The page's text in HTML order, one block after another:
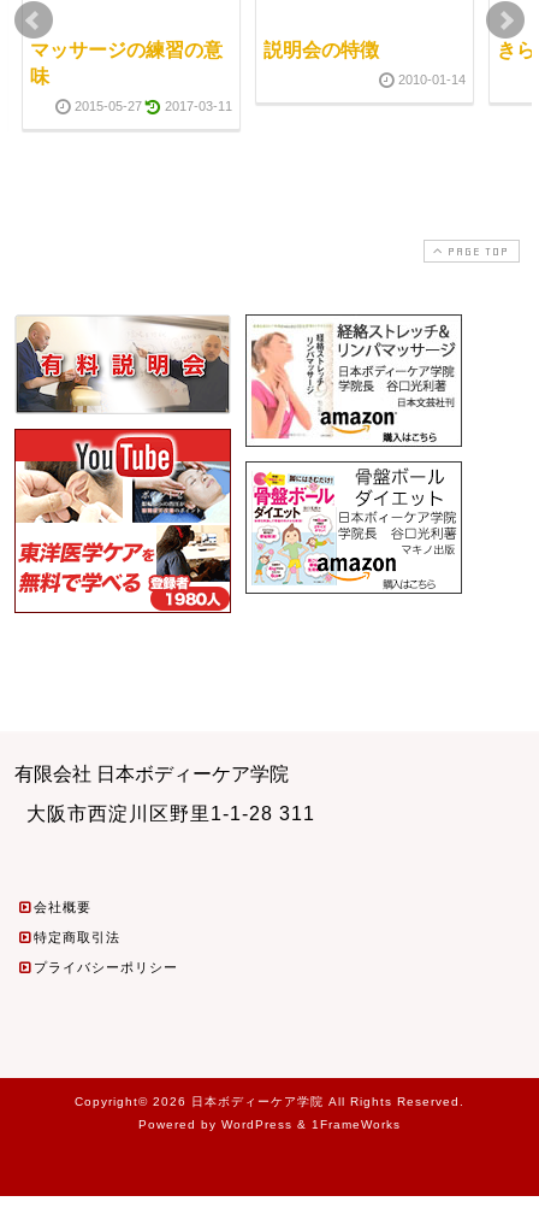
マッサージの練習の意
味
2015-05-27 2017-03-11
説明会の特徴
2010-01-14
き
PAGE TOP
有限会社 日本ボディーケア学院
大阪市西淀川区野里1-1-28 311
会社概要
特定商取引法
プライバシーポリシー
Copyright© 2026 日本ボディーケア学院 All Rights Reserved.
Powered by WordPress & 1FrameWorks